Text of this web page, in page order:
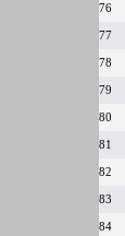
76
77
78
79
80
81
82
83
84